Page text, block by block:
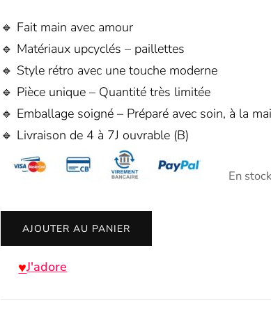
🔹 Fait main avec amour
🔹 Matériaux upcyclés – paillettes
🔹 Style rétro avec une touche moderne
🔹 Pièce unique – Quantité très limitée
🔹 Emballage soigné – Préparé avec soin, à la
🔹 Livraison de 4 à 7J ouvrable (B)
En
quantité
à
AJOUTER AU PANIER
J'adore